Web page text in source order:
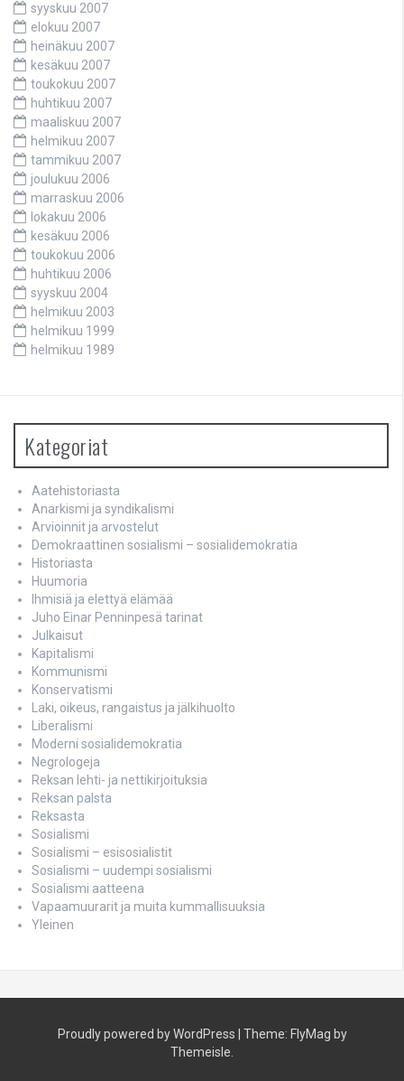
syyskuu 2007
elokuu 2007
heinäkuu 2007
kesäkuu 2007
toukokuu 2007
huhtikuu 2007
maaliskuu 2007
helmikuu 2007
tammikuu 2007
joulukuu 2006
marraskuu 2006
lokakuu 2006
kesäkuu 2006
toukokuu 2006
huhtikuu 2006
syyskuu 2004
helmikuu 2003
helmikuu 1999
helmikuu 1989
Kategoriat
Aatehistoriasta
Anarkismi ja syndikalismi
Arvioinnit ja arvostelut
Demokraattinen sosialismi – sosialidemokratia
Historiasta
Huumoria
Ihmisiä ja elettyä elämää
Juho Einar Penninpesä tarinat
Julkaisut
Kapitalismi
Kommunismi
Konservatismi
Laki, oikeus, rangaistus ja jälkihuolto
Liberalismi
Moderni sosialidemokratia
Negrologeja
Reksan lehti- ja nettikirjoituksia
Reksan palsta
Reksasta
Sosialismi
Sosialismi – esisosialistit
Sosialismi – uudempi sosialismi
Sosialismi aatteena
Vapaamuurarit ja muita kummallisuuksia
Yleinen
Proudly powered by WordPress Theme: FlyMag by
Themeisle.